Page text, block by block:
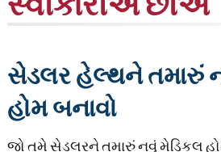
સેડલર હેલ્થને તમારું
હોમ બનાવો
જો તમે સેડલરને તમારું નવું મેડિકલ